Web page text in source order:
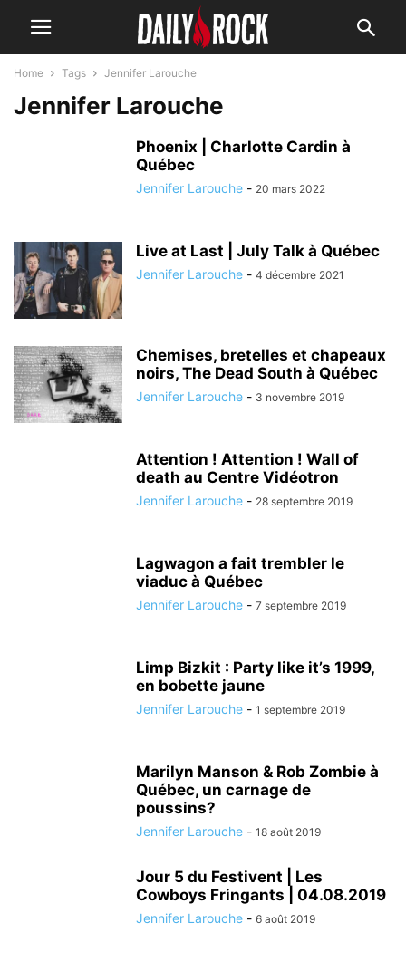
Home Tags Jennifer Larouche
Jennifer Larouche
Phoenix | Charlotte Cardin à
Québec
Jennifer Larouche - 20 mars 2022
Live at Last | July Talk à Québec
Jennifer Larouche - 4 décembre 2021
Chemises, bretelles et chapeaux
noirs, The Dead South à Québec
Jennifer Larouche - 3 novembre 2019
Attention ! Attention ! Wall of
death au Centre Vidéotron
Jennifer Larouche - 28 septembre 2019
Lagwagon a fait trembler le
viaduc à Québec
Jennifer Larouche - 7 septembre 2019
Limp Bizkit : Party like it’s 1999,
en bobette jaune
Jennifer Larouche - 1 septembre 2019
Marilyn Manson & Rob Zombie à
Québec, un carnage de
poussins?
Jennifer Larouche - 18 août 2019
Jour 5 du Festivent | Les
Cowboys Fringants | 04.08.2019
Jennifer Larouche - 6 août 2019